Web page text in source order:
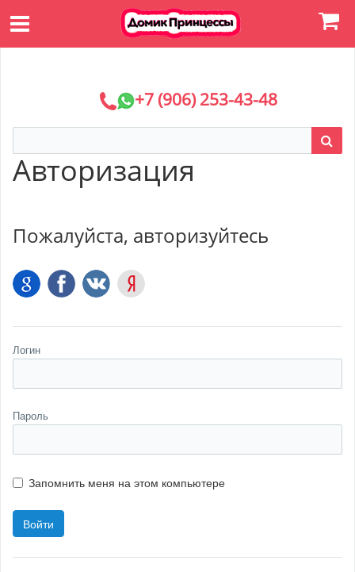
+7 (906) 253-43-48
Авторизация
Пожалуйста, авторизуйтесь
Логин
Пароль
Запомнить меня на этом компьютере